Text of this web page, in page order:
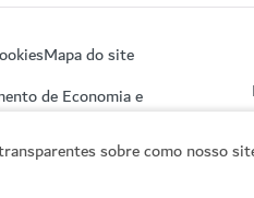
sobre como nosso
Mapa do site
de Economia e